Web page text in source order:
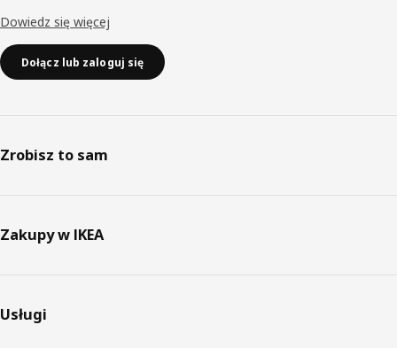
Dowiedz się więcej
Dołącz lub zaloguj się
Zrobisz to sam
Zakupy w IKEA
Usługi